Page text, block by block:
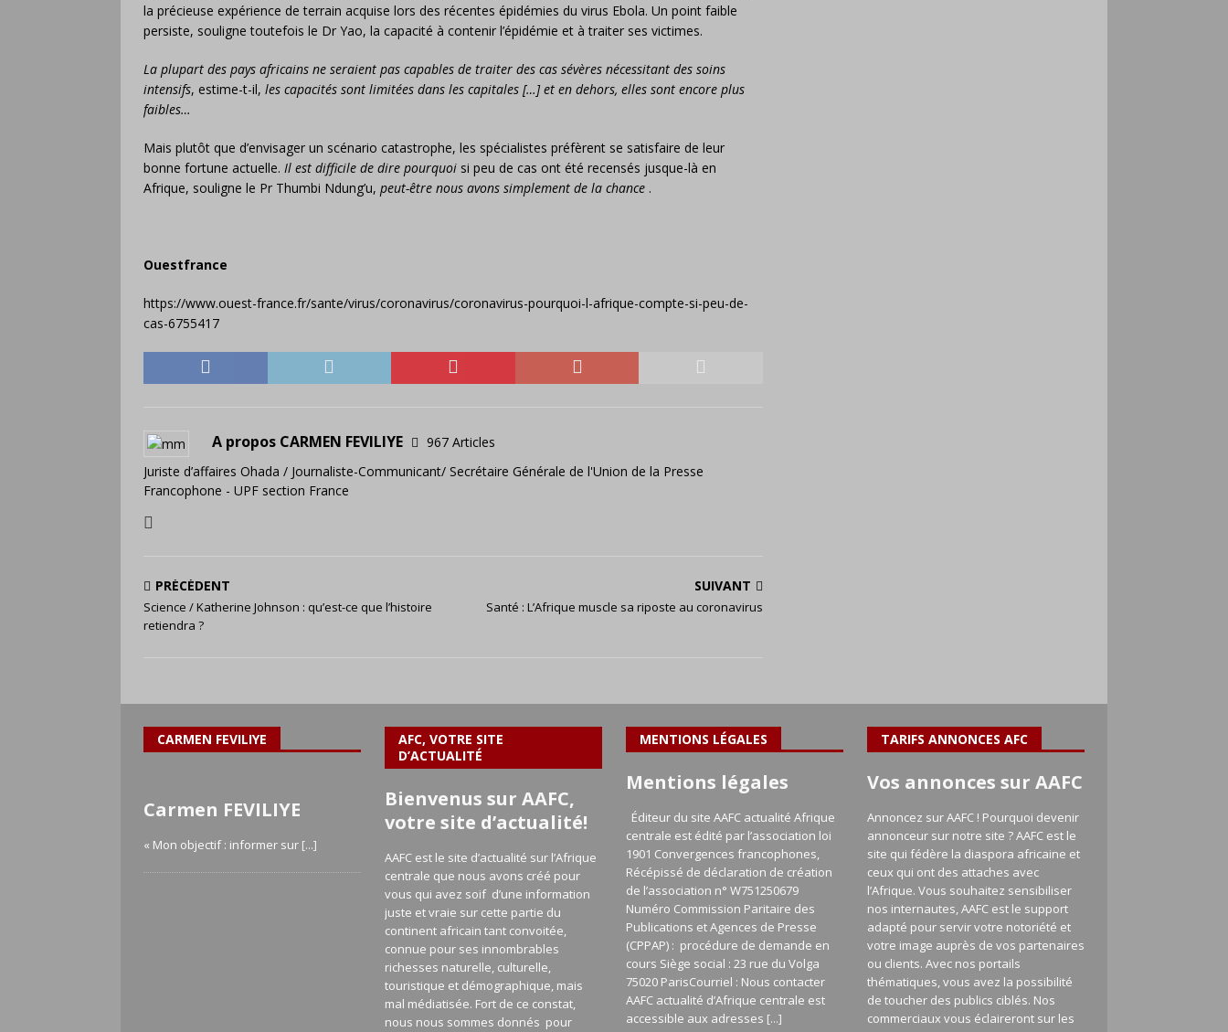
la précieuse expérience de terrain acquise lors des récentes épidémies du virus Ebola. Un point faible
persiste, souligne toutefois le Dr Yao, la capacité à contenir l’épidémie et à traiter ses victimes.
La plupart des pays africains ne seraient pas capables de traiter des cas sévères nécessitant des soins
intensifs, estime-t-il, les capacités sont limitées dans les capitales […] et en dehors, elles sont encore plus
faibles…
Mais plutôt que d’envisager un scénario catastrophe, les spécialistes préfèrent se satisfaire de leur
bonne fortune actuelle. Il est difficile de dire pourquoi si peu de cas ont été recensés jusque-là en
Afrique, souligne le Pr Thumbi Ndung’u, peut-être nous avons simplement de la chance .
Ouestfrance
https://www.ouest-france.fr/sante/virus/coronavirus/coronavirus-pourquoi-l-afrique-compte-si-peu-de-
cas-6755417
A propos CARMEN FEVILIYE
967 Articles
Juriste d’affaires Ohada / Journaliste-Communicant/ Secrétaire Générale de l'Union de la Presse
Francophone - UPF section France
PRÉCÉDENT
Science / Katherine Johnson : qu’est-ce que l’histoire
retiendra ?
SUIVANT
Santé : L’Afrique muscle sa riposte au coronavirus
CARMEN FEVILIYE
Carmen FEVILIYE
« Mon objectif : informer sur [...]
AFC, VOTRE SITE
D’ACTUALITÉ
Bienvenus sur AAFC,
votre site d’actualité!
AAFC est le site d’actualité sur l’Afrique
centrale que nous avons créé pour
vous qui avez soif d’une information
juste et vraie sur cette partie du
continent africain tant convoitée,
connue pour ses innombrables
richesses naturelle, culturelle,
touristique et démographique, mais
mal médiatisée. Fort de ce constat,
nous nous sommes donnés pour
MENTIONS LÉGALES
Mentions légales
Éditeur du site AAFC actualité Afrique
centrale est édité par l’association loi
1901 Convergences francophones,
Récépissé de déclaration de création
de l’association n° W751250679
Numéro Commission Paritaire des
Publications et Agences de Presse
(CPPAP) : procédure de demande en
cours Siège social : 23 rue du Volga
75020 ParisCourriel : Nous contacter
AAFC actualité d’Afrique centrale est
accessible aux adresses [...]
TARIFS ANNONCES AFC
Vos annonces sur AAFC
Annoncez sur AAFC ! Pourquoi devenir
annonceur sur notre site ? AAFC est le
site qui fédère la diaspora africaine et
ceux qui ont des attaches avec
l’Afrique. Vous souhaitez sensibiliser
nos internautes, AAFC est le support
adapté pour servir votre notoriété et
votre image auprès de vos partenaires
ou clients. Avec nos portails
thématiques, vous avez la possibilité
de toucher des publics ciblés. Nos
commerciaux vous éclaireront sur les